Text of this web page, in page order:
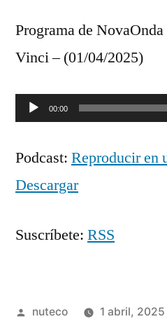
Programa de
Vinci – (01/04/2025)
Reproductor
audio
00:00
Podcast: Reproducir en
Descargar
Suscríbete: RSS
Publicada
nuteco 1 abril, 2025